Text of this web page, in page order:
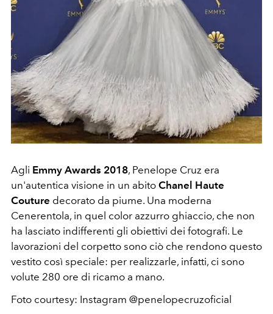
Agli Emmy Awards 2018, Penelope Cruz era
un'autentica visione in un abito Chanel Haute
Couture decorato da piume. Una moderna
Cenerentola, in quel color azzurro ghiaccio, che non
ha lasciato indifferenti gli obiettivi dei fotografi. Le
lavorazioni del corpetto sono ciò che rendono questo
vestito così speciale: per realizzarle, infatti, ci sono
volute 280 ore di ricamo a mano.
Foto courtesy: Instagram @penelopecruzoficial